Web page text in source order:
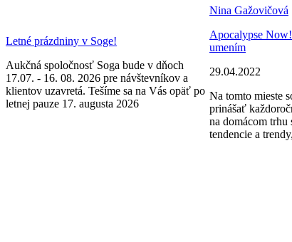
Letné prázdniny v Soge!
Aukčná spoločnosť Soga bude v dňoch
17.07. - 16. 08. 2026 pre návštevníkov a
klientov uzavretá. Tešíme sa na Vás opäť po
letnej pauze 17. augusta 2026
Nina Gažovičová
Apocalypse
umením
29.04.2022
Na tomto mieste
prinášať
na domácom
tendencie a